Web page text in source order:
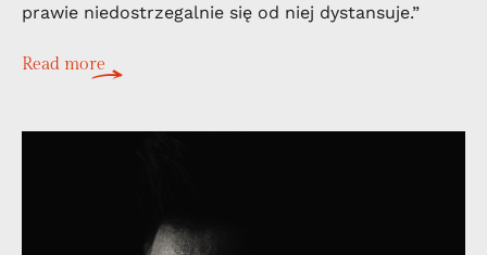
prawie niedostrzegalnie się od niej dystansuje.”
Read more